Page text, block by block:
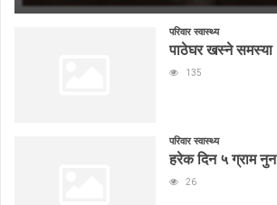
परिवार स्वास्थ्य
पाठेघर खस्ने समस्या
135
परिवार स्वास्थ्य
हरेक दिन ५ ग्राम नुन
26